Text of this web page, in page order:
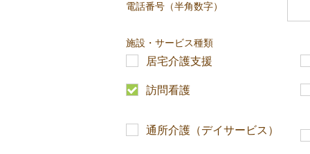
電話番号（半角数字）
施設・サービス種類
居宅介護支援
訪問看護
通所介護（デイサービス）